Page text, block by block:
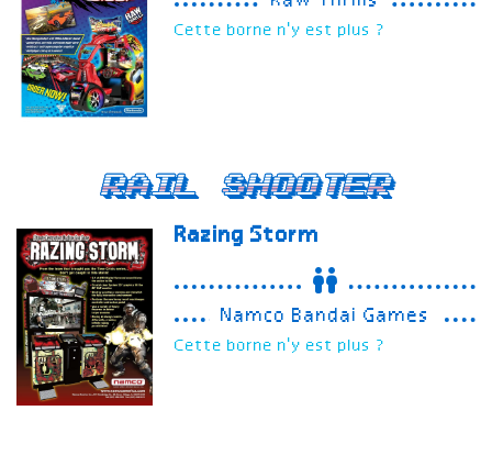
Cette borne n'y est plus ?
Rail Shooter
Razing Storm
Namco Bandai Games
Cette borne n'y est plus ?